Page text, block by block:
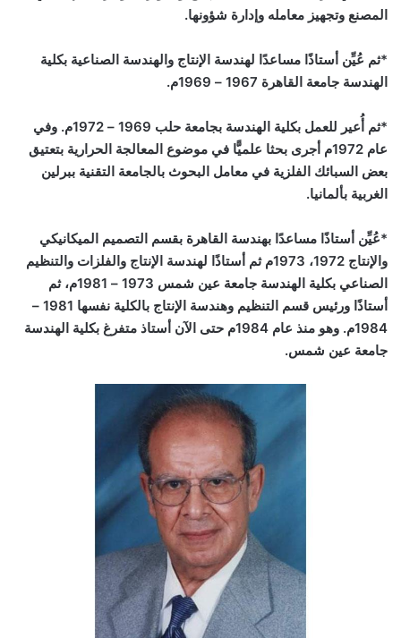
المصنع وتجهيز معامله وإدارة شؤونها.
*ثم عُيِّن أستاذًا مساعدًا لهندسة الإنتاج والهندسة الصناعية بكلية
الهندسة جامعة القاهرة 1967 – 1969م.
*ثم أُعير للعمل بكلية الهندسة بجامعة حلب 1969 – 1972م. وفي
عام 1972م أجرى بحثا علميًّا في موضوع المعالجة الحرارية بتعتيق
بعض السبائك الفلزية في معامل البحوث بالجامعة التقنية ببرلين
الغربية بألمانيا.
*عُيِّن أستاذًا مساعدًا بهندسة القاهرة بقسم التصميم الميكانيكي
والإنتاج 1972، 1973م ثم أستاذًا لهندسة الإنتاج والفلزات والتنظيم
الصناعي بكلية الهندسة جامعة عين شمس 1973 – 1981م، ثم
أستاذًا ورئيس قسم التنظيم وهندسة الإنتاج بالكلية نفسها 1981 –
1984م. وهو منذ عام 1984م حتى الآن أستاذ متفرغ بكلية الهندسة
جامعة عين شمس.